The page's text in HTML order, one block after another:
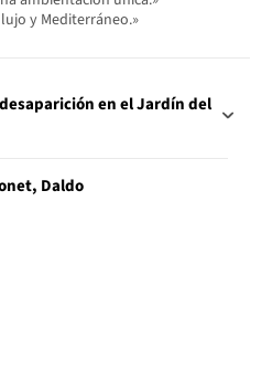
y Mediterráneo.»
en el Jardín del
Daldo